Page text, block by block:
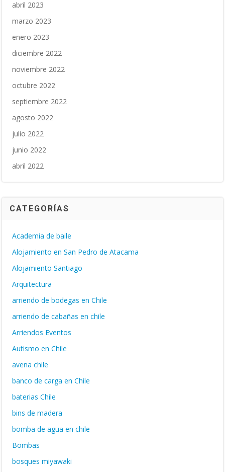
abril 2023
marzo 2023
enero 2023
diciembre 2022
noviembre 2022
octubre 2022
septiembre 2022
agosto 2022
julio 2022
junio 2022
abril 2022
CATEGORÍAS
Academia de baile
Alojamiento en San Pedro de Atacama
Alojamiento Santiago
Arquitectura
arriendo de bodegas en Chile
arriendo de cabañas en chile
Arriendos Eventos
Autismo en Chile
avena chile
banco de carga en Chile
baterias Chile
bins de madera
bomba de agua en chile
Bombas
bosques miyawaki